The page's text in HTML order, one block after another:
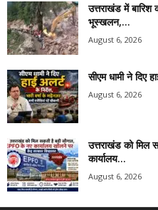
उत्तराखंड में बारिश
भूस्खलन,...
August 6, 2026
सीएम धामी ने दिए
August 6, 2026
उत्तराखंड को मिल
कार्यालय...
August 6, 2026